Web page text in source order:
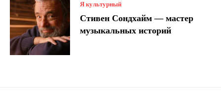
Я культурный
Стивен Сондхайм — мастер
музыкальных историй